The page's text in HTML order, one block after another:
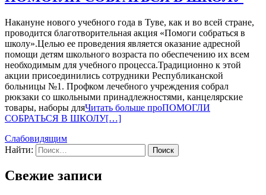
Накануне нового учебного года в Туве, как и во всей стране,
проводится благотворительная акция «Помоги собраться в
школу».Целью ее проведения является оказание адресной
помощи детям школьного возраста по обеспечению их всем
необходимым для учебного процесса.Традиционно к этой
акции присоединились сотрудники Республиканской
больницы №1. Профком лечебного учреждения собрал
рюкзаки со школьными принадлежностями, канцелярские
товары, наборы дляЧитать больше проПОМОГЛИ
СОБРАТЬСЯ В ШКОЛУ[…]
Слабовидящим
Найти:
Свежие записи